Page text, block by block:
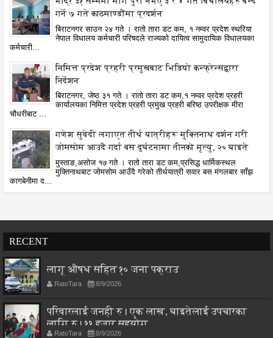
गर्ने ७ गते काठमाण्डौंमा प्रदर्शन
बिराटनगर साउन २४ गते । रातो तारा डट कम, १ नम्वर प्रदेश स्थरिया
नेपाल विधालय कर्मचारी परिषदले राज्यको दायित्व सामुदायिक विधालयका
कर्मचारी...
निमित्त प्रदेश प्रहरी प्रमुखबाट भिडियो कन्फ्रेन्सद्वारा
निर्देशन
बिराटनगर, जेष्ठ ३१ गते । रातो तारा डट कम,१ नम्वर प्रदेश प्रहरी
कार्यालयका निमित्त प्रदेश प्रहरी प्रमुख प्रहरी बरिष्ठ उपरीक्षक मीरा
चौधरीबाट ...
गणेश सुवेदी लगाएत तीर्थ यात्रीहरू मुक्तिनाथ दर्शन गरी
जोमसोम आउदै गर्दा बस दुर्घटनामा तीनको मृत्यु, २० घाइते
मुस्ताङ,असोज १७ गते । रातो तारा डट कम,प्रसिद्ध धार्मिकस्थल
मुक्तिनाथबाट जोमसोम आउँदै गरेको तीर्थयात्री सवार बस मंगलबार साँझ
कागबेनीमा द...
RECENT
लागू औषध सहित १० जना पक्राउ
RatoTara 8/9/2026
परिवारलाई जनही रु। एक लाख, घाइतेलाई उपचारका
लागि रु। ११ हजार सहयोग
RatoTara 8/9/2026